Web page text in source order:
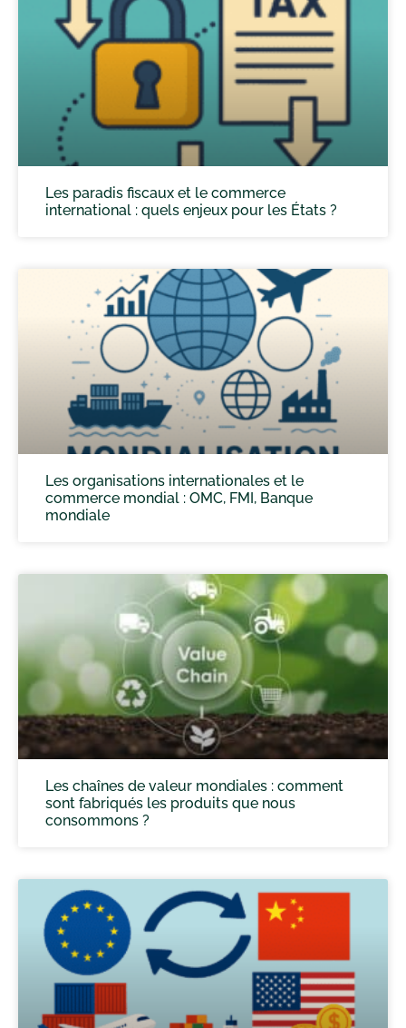
Les paradis fiscaux et le commerce
international : quels enjeux pour les États ?
Les organisations internationales et le
commerce mondial : OMC, FMI, Banque
mondiale
Les chaînes de valeur mondiales : comment
sont fabriqués les produits que nous
consommons ?